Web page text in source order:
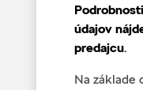
údajov
predajcu.
Na základe